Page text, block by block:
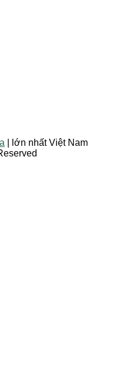
| lớn nhất Việt Nam